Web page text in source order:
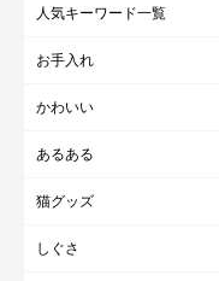
人気キーワード一覧
お手入れ
かわいい
あるある
猫グッズ
しぐさ